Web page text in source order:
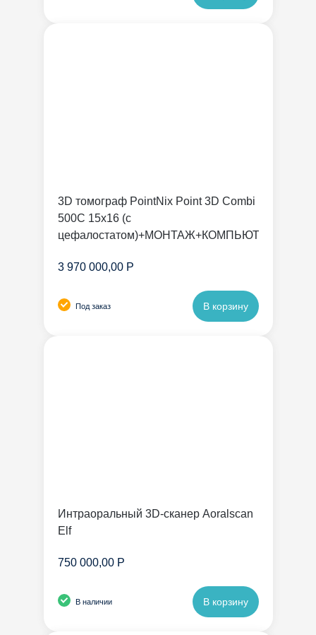
3D томограф PointNix Point 3D Combi
500C 15х16 (с
цефалостатом)+МОНТАЖ+КОМПЬЮТЕР
3 970 000,00 Р
Под заказ В корзину
Интраоральный 3D-сканер Aoralscan
Elf
750 000,00 Р
В наличии В корзину